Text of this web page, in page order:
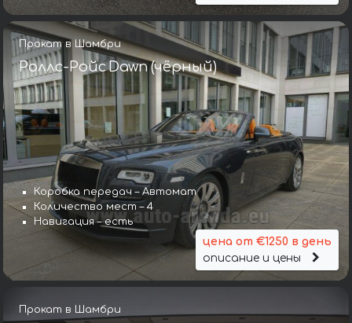
Прокат в Шамбри
Роллс-Ройс Dawn (чёрный)
Коробка передач – Автомат
Количество мест – 4
Навигация – есть
цена от €1250 в день
описание и цены
Прокат в Шамбри